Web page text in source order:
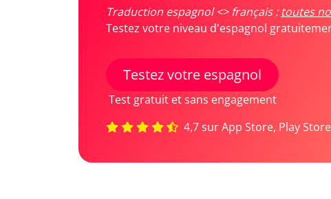
Traduction espagnol <> français : toutes
Testez votre niveau d'espagnol
Testez votre espagnol
Test gratuit et sans engagement
4,7 sur App Store, Play